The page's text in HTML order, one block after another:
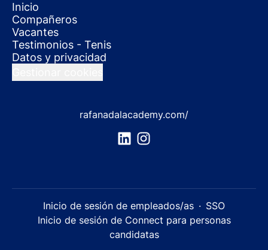
Inicio
Compañeros
Vacantes
Testimonios - Tenis
Datos y privacidad
rafanadalacademy.com/
Inicio de sesión de empleados/as · SSO
Inicio de sesión de Connect para personas
candidatas